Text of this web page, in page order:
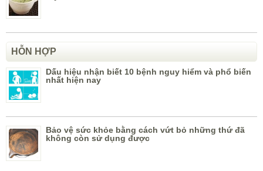
HỖN HỢP
Dấu hiệu nhận biết 10 bệnh nguy hiểm và phổ biến
nhất hiện nay
Bảo vệ sức khỏe bằng cách vứt bỏ những thứ đã
không còn sử dụng được